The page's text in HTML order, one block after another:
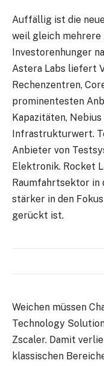
Auffällig ist die
weil gleich
Investorenhunger
Astera Labs liefert
Rechenzentren,
prominentesten
Kapazitäten, Nebius
Infrastrukturwert.
Anbieter von
Elektronik. Rocket
Raumfahrtsektor in
stärker in den
gerückt ist.
Weichen müssen
Technology
Zscaler. Damit
klassischen